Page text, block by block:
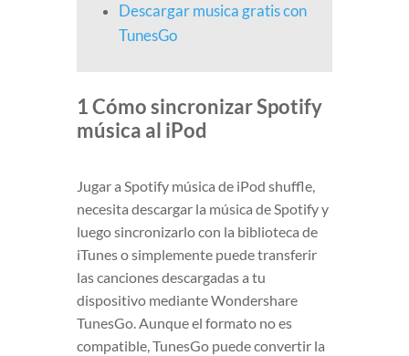
Descargar musica gratis con
TunesGo
1 Cómo sincronizar Spotify
música al iPod
Jugar a Spotify música de iPod shuffle,
necesita descargar la música de Spotify y
luego sincronizarlo con la biblioteca de
iTunes o simplemente puede transferir
las canciones descargadas a tu
dispositivo mediante Wondershare
TunesGo. Aunque el formato no es
compatible, TunesGo puede convertir la